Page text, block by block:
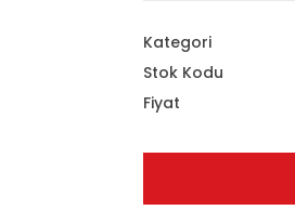
Kategori
Stok Kodu
Fiyat